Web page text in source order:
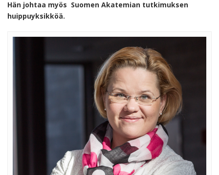
Hän johtaa myös Suomen Akatemian tutkimuksen
huippuyksikköä.